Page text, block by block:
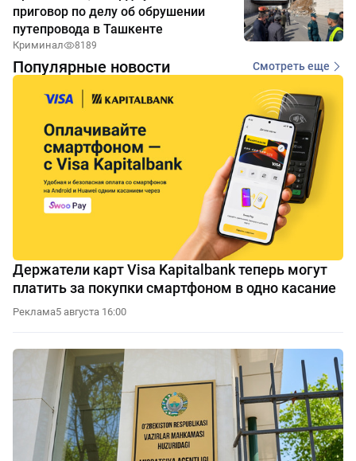
приговор по делу об обрушении
путепровода в Ташкенте
Криминал 8189
Популярные новости Смотреть еще
Держатели карт Visa Kapitalbank теперь могут
платить за покупки смартфоном в одно касание
Реклама5 августа 16:00